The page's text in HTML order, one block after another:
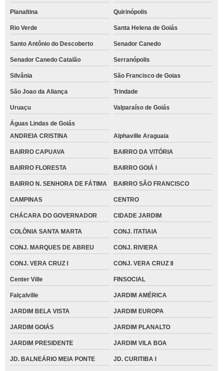
Planaltina Quirinópolis
Rio Verde Santa Helena de Goiás
Santo Antônio do Descoberto Senador Canedo
Senador Canedo Catalão Serranópolis
Silvânia São Francisco de Goias
São Joao da Aliança Trindade
Uruaçu Valparaíso de Goiás
Águas Lindas de Goiás
ANDREIA CRISTINA
Alphaville Araguaia
BAIRRO CAPUAVA BAIRRO DA VITÓRIA
BAIRRO FLORESTA BAIRRO GOIÁ I
BAIRRO N. SENHORA DE FÁTIMA BAIRRO SÃO FRANCISCO
CAMPINAS CENTRO
CHÁCARA DO GOVERNADOR CIDADE JARDIM
COLÔNIA SANTA MARTA CONJ. ITATIAIA
CONJ. MARQUES DE ABREU CONJ. RIVIERA
CONJ. VERA CRUZ I CONJ. VERA CRUZ II
Center Ville FINSOCIAL
Falçalville JARDIM AMÉRICA
JARDIM BELA VISTA JARDIM EUROPA
JARDIM GOIÁS JARDIM PLANALTO
JARDIM PRESIDENTE JARDIM VILA BOA
JD. BALNEÁRIO MEIA PONTE JD. CURITIBA I